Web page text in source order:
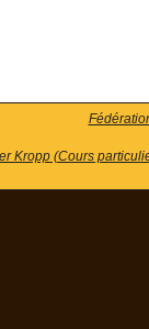
Kropp (Cours